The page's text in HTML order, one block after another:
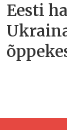
Eesti